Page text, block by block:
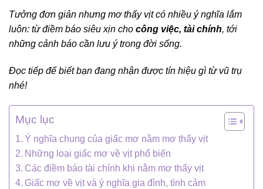
Tưởng đơn giản nhưng mơ thấy vịt có nhiều ý nghĩa lắm
luôn: từ điềm báo siêu xịn cho công việc, tài chính, tới
những cảnh báo cần lưu ý trong đời sống.
Đọc tiếp để biết bạn đang nhận được tín hiệu gì từ vũ trụ
nhé!
Mục lục
Ý nghĩa chung của giấc mơ nằm mơ thấy vịt
Những loại giấc mơ về vịt phổ biến
Các điềm báo tài chính khi nằm mơ thấy vịt
Giấc mơ về vịt và ý nghĩa gia đình, tình cảm